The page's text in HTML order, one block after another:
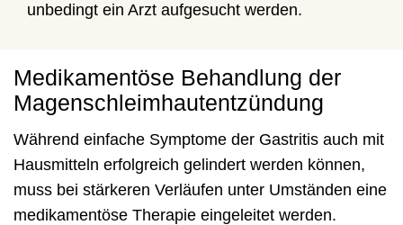
unbedingt ein Arzt aufgesucht werden.
Medikamentöse Behandlung der
Magenschleimhautentzündung
Während einfache Symptome der Gastritis auch mit
Hausmitteln erfolgreich gelindert werden können,
muss bei stärkeren Verläufen unter Umständen eine
medikamentöse Therapie eingeleitet werden.